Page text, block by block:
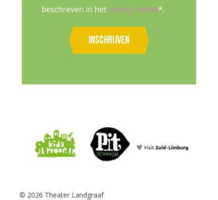
beschreven in het privacy beleid*.
Inschrijven
© 2026 Theater Landgraaf